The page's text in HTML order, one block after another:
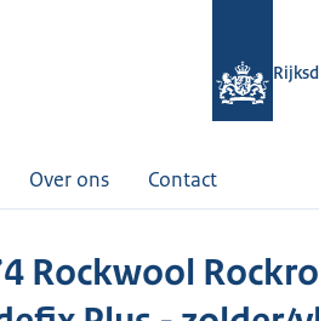
Over ons Contact
Rockwool